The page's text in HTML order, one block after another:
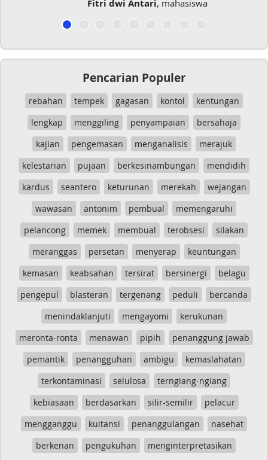
Fitri dwi Antari, mahasiswa
Pencarian Populer
rebahan tempek gagasan kontol
kentungan
lengkap
menggiling penyampaian
bersahaja
kajian
pengemasan menganalisis
merajuk
kelestarian
pujaan berkesinambungan
mendidih
kardus
seantero keturunan merekah
wejangan
wawasan
antonim pembual
memengaruhi
pelancong
memek membual terobsesi
silakan
meranggas
persetan menyerap
keuntungan
kemasan
keabsahan tersirat bersinergi
belagu
pengepul
blasteran tergenang peduli
bercanda
menindaklanjuti
mengayomi
kerukunan
meronta-ronta
menawan pipih
penanggung jawab
pemantik
penangguhan ambigu
kemaslahatan
terkontaminasi
selulosa
terngiang-ngiang
kebiasaan
berdasarkan silir-semilir
pelacur
mengganggu
kuitansi penanggulangan
nasehat
berkenan
pengukuhan menginterpretasikan